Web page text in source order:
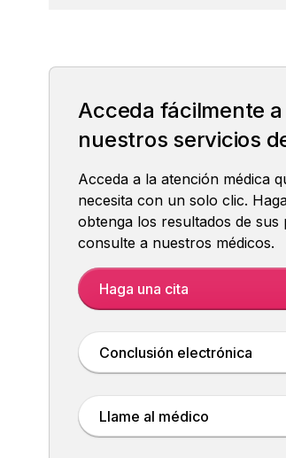
Acceda fácilmente a
nuestros servicios
Acceda a la atención médica
necesita con un solo clic.
obtenga los resultados de sus
consulte a nuestros médicos.
Haga una cita
Conclusión electrónica
Llame al médico